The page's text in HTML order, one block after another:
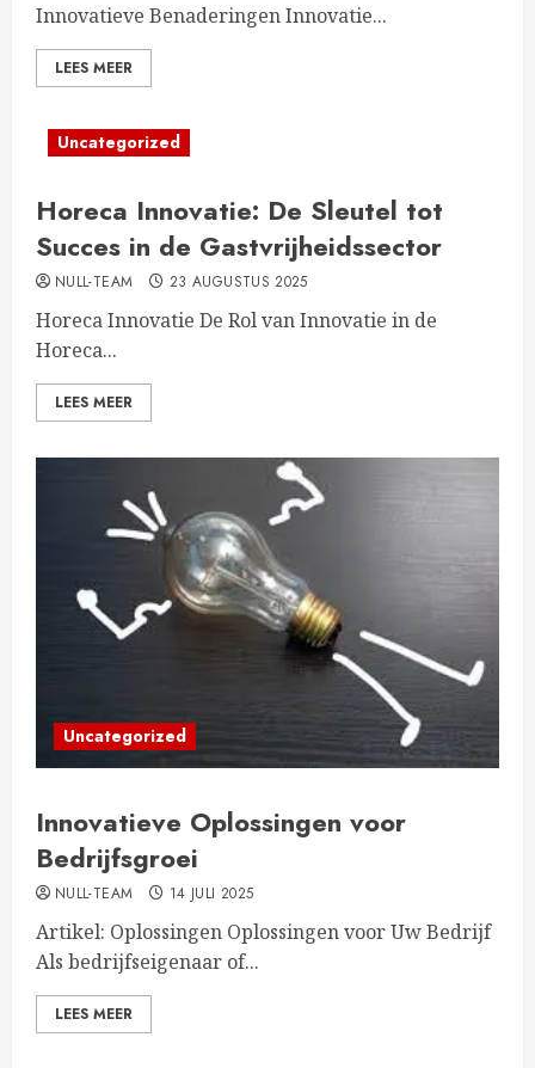
Innovatieve Benaderingen Innovatie...
LEES MEER
Uncategorized
Horeca Innovatie: De Sleutel tot
Succes in de Gastvrijheidssector
NULL-TEAM 23 AUGUSTUS 2025
Horeca Innovatie De Rol van Innovatie in de
Horeca...
LEES MEER
Uncategorized
Innovatieve Oplossingen voor
Bedrijfsgroei
NULL-TEAM 14 JULI 2025
Artikel: Oplossingen Oplossingen voor Uw Bedrijf
Als bedrijfseigenaar of...
LEES MEER